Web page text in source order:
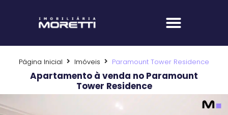
Página Inicial Imóveis Paramount Tower Residence
Apartamento à venda no Paramount
Tower Residence